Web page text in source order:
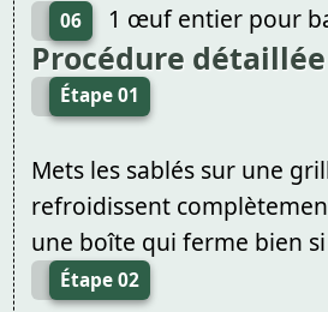
06 1 œuf entier pour
Procédure détaillée
Étape 01
Mets les sablés sur une
refroidissent
une boîte qui ferme bien
Étape 02